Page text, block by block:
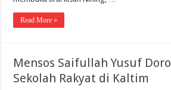
Read More »
Mensos Saifullah Yusuf
Sekolah Rakyat di Kaltim